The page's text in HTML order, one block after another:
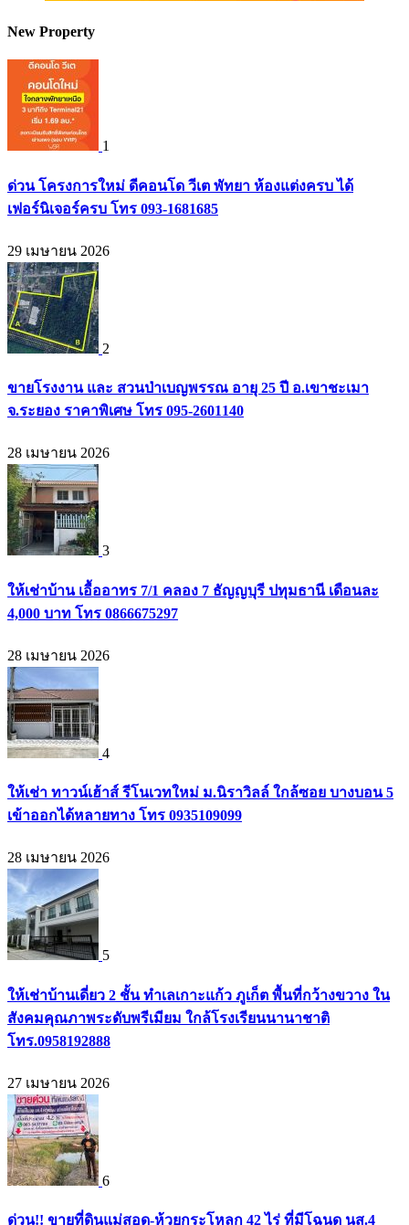
New Property
1
ด่วน โครงการใหม่ ดีคอนโด วีเต พัทยา ห้องแต่งครบ ได้
เฟอร์นิเจอร์ครบ โทร 093-1681685
29 เมษายน 2026
2
ขายโรงงาน และ สวนป่าเบญพรรณ อายุ 25 ปี อ.เขาชะเมา
จ.ระยอง ราคาพิเศษ โทร 095-2601140
28 เมษายน 2026
3
ให้เช่าบ้าน เอื้ออาทร 7/1 คลอง 7 ธัญญบุรี ปทุมธานี เดือนละ
4,000 บาท โทร 0866675297
28 เมษายน 2026
4
ให้เช่า ทาวน์เฮ้าส์ รีโนเวทใหม่ ม.นิราวิลล์ ใกล้ซอย บางบอน 5
เข้าออกได้หลายทาง โทร 0935109099
28 เมษายน 2026
5
ให้เช่าบ้านเดี่ยว 2 ชั้น ทำเลเกาะแก้ว ภูเก็ต พื้นที่กว้างขวาง ใน
สังคมคุณภาพระดับพรีเมียม ใกล้โรงเรียนนานาชาติ
โทร.0958192888
27 เมษายน 2026
6
ด่วน!! ขายที่ดินแม่สอด-ห้วยกระโหลก 42 ไร่ ที่มีโฉนด นส.4